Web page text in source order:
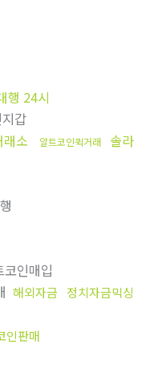
행 24시
갑
소 알트코인퀵거래
솔라
코인매입
해외자금 정치자금믹싱
인판매